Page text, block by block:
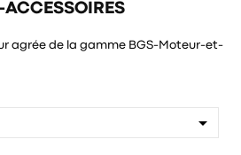
ACCESSOIRES
agrée de la gamme BGS-Moteur-et-
